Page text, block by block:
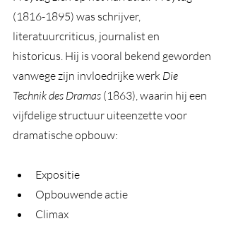
(1816-1895) was schrijver,
literatuurcriticus, journalist en
historicus. Hij is vooral bekend geworden
vanwege zijn invloedrijke werk Die
Technik des Dramas (1863), waarin hij een
vijfdelige structuur uiteenzette voor
dramatische opbouw:
Expositie
Opbouwende actie
Climax